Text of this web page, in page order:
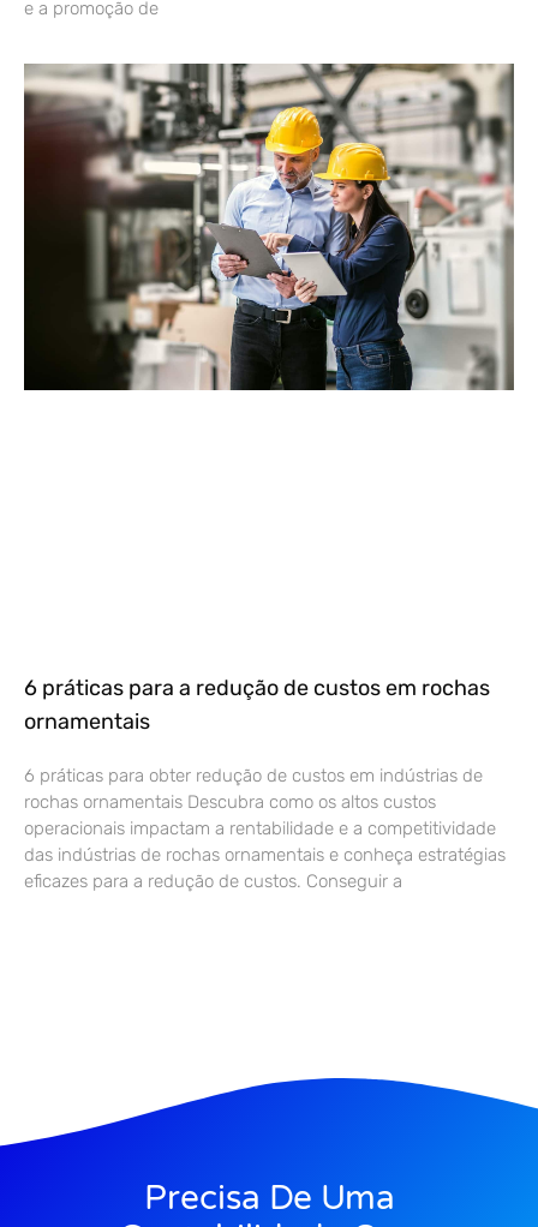
e a promoção de
6 práticas para a redução de custos em rochas
ornamentais
6 práticas para obter redução de custos em indústrias de
rochas ornamentais Descubra como os altos custos
operacionais impactam a rentabilidade e a competitividade
das indústrias de rochas ornamentais e conheça estratégias
eficazes para a redução de custos. Conseguir a
Precisa De Uma